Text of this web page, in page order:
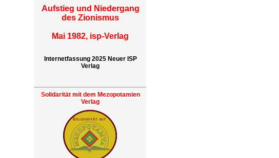
Aufstieg und Niedergang
des Zionismus
Mai 1982, isp-Verlag
Internetfassung 2025 Neuer ISP
Verlag
Solidarität mit dem Mezopotamien
Verlag